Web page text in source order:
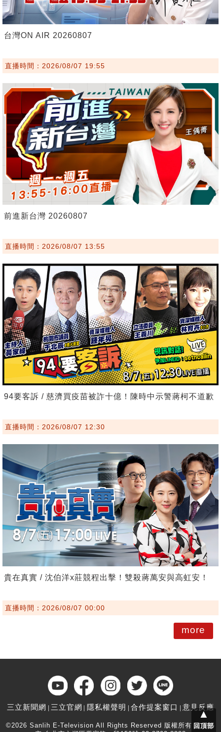
台灣ON AIR 20260807
直播時間：2026/08/07 19:55
前進新台灣 20260807
直播時間：2026/08/07 13:55
94要客訴 / 慈濟買疫苗被詐十億！陳時中示警蔣柯不道歉
直播時間：2026/08/07 12:30
貴在真實 / 沈伯洋x莊競程出擊！雙殺蔣萬安與高虹安！
直播時間：2026/08/07 00:00
more
三立新聞網 三立官網 隱私權聲明 合作提案窗口 意見反應
©2026 Sanlih E-Television All Rights Reserved 版權所有 盜用必
▲
回頂部